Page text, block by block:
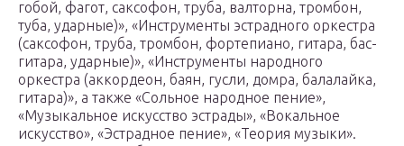
гобой, фагот, саксофон, труба, валторна, тромбон,
туба, ударные)», «Инструменты эстрадного оркестра
(саксофон, труба, тромбон, фортепиано, гитара, бас-
гитара, ударные)», «Инструменты народного
оркестра (аккордеон, баян, гусли, домра, балалайка,
гитара)», а также «Сольное народное пение»,
«Музыкальное искусство эстрады», «Вокальное
искусство», «Эстрадное пение», «Теория музыки».